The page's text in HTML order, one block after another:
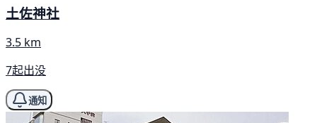
土佐神社
3.5 km
7起出没
通知